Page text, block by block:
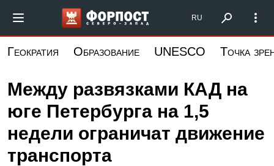
основному
Форпост Северо-Запад
RU
Геократия Образование UNESCO Точка
Между развязками КАД на
юге Петербурга на 1,5
недели ограничат движение
транспорта